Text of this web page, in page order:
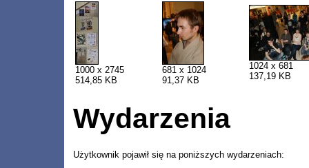
1000 x 2745
514,85 KB
681 x 1024
91,37 KB
1024 x 681
137,19 KB
Wydarzenia
Użytkownik pojawił się na poniższych wydarzeniach: